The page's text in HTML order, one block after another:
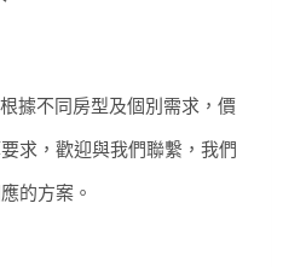
根據不同房型及個別需求，價
求，歡迎與我們聯繫，我們
的方案。